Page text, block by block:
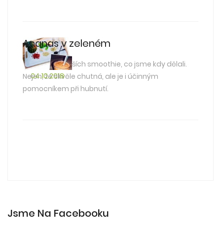
04.10.2018
Ananas v zeleném
Jedno z nejlepších smoothie, co jsme kdy dělali.
Nejen, že skvěle chutná, ale je i účinným
pomocníkem při hubnutí.
Jsme Na Facebooku